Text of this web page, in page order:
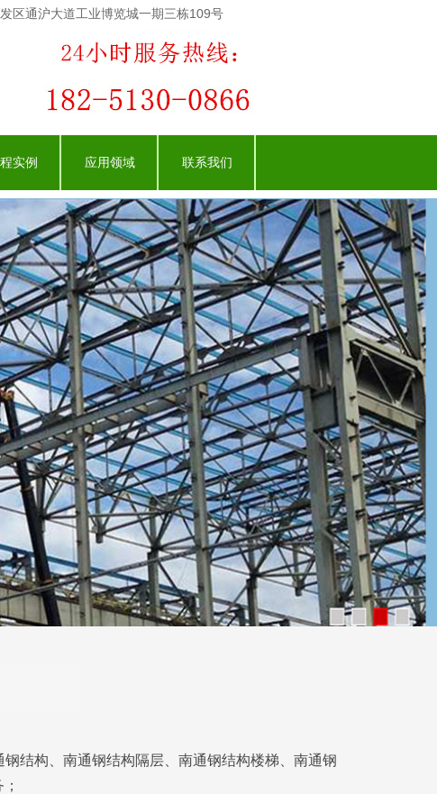
区通沪大道工业博览城一期三栋109号
实例 应用领域 联系我们
结构、南通钢结构隔层、南通钢结构楼梯、南通钢